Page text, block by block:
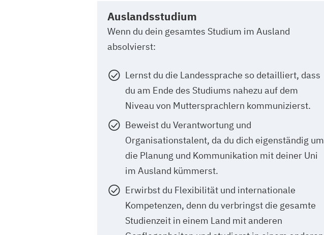
Auslandsstudium
Wenn du dein gesamtes Studium im Ausland
absolvierst:
Lernst du die Landessprache so detailliert, dass
du am Ende des Studiums nahezu auf dem
Niveau von Muttersprachlern kommunizierst.
Beweist du Verantwortung und
Organisationstalent, da du dich eigenständig um
die Planung und Kommunikation mit deiner Uni
im Ausland kümmerst.
Erwirbst du Flexibilität und internationale
Kompetenzen, denn du verbringst die gesamte
Studienzeit in einem Land mit anderen